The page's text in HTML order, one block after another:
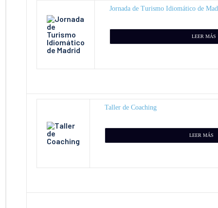
Jornada de Turismo Idiomático de
LEER MÁS
Taller de Coaching
LEER MÁS